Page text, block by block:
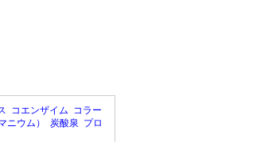
コエンザイム コラー
ニウム） 炭酸泉 プロ